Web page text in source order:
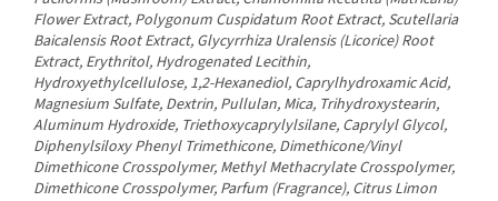
Flower Extract, Polygonum Cuspidatum Root Extract, Scutellaria
Baicalensis Root Extract, Glycyrrhiza Uralensis (Licorice) Root
Extract, Erythritol, Hydrogenated Lecithin,
Hydroxyethylcellulose, 1,2-Hexanediol, Caprylhydroxamic Acid,
Magnesium Sulfate, Dextrin, Pullulan, Mica, Trihydroxystearin,
Aluminum Hydroxide, Triethoxycaprylylsilane, Caprylyl Glycol,
Diphenylsiloxy Phenyl Trimethicone, Dimethicone/Vinyl
Dimethicone Crosspolymer, Methyl Methacrylate Crosspolymer,
Dimethicone Crosspolymer, Parfum (Fragrance), Citrus Limon